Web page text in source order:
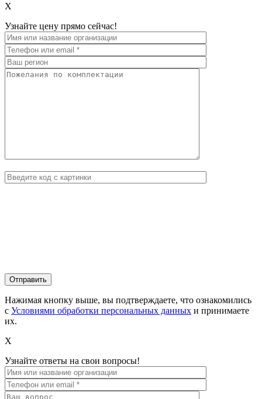
X
Узнайте цену прямо сейчас!
Нажимая кнопку выше, вы подтверждаете, что ознакомились
с Условиями обработки персональных данных и принимаете
их.
X
Узнайте ответы на свои вопросы!